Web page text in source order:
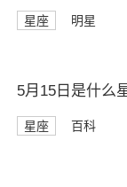
星座 明星
5月15日是什么
星座 百科